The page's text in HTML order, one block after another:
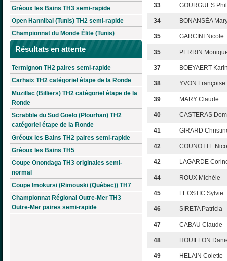
Gréoux les Bains TH3 semi-rapide
Open Hannibal (Tunis) TH2 semi-rapide
Championnat du Monde Élite (Tunis)
Résultats en attente
Termignon TH2 paires semi-rapide
Carhaix TH2 catégoriel étape de la Ronde
Muzillac (Billiers) TH2 catégoriel étape de la
Ronde
Scrabble du Sud Goëlo (Plourhan) TH2
catégoriel étape de la Ronde
Gréoux les Bains TH2 paires semi-rapide
Gréoux les Bains TH5
Coupe Onondaga TH3 originales semi-
normal
Coupe Imokursi (Rimouski (Québec)) TH7
Championnat Régional Outre-Mer TH3
Outre-Mer paires semi-rapide
33 GOURGUES
34 BONANSÉA
35 GARCINI Nicole
35 PERRIN
37 BOEYAERT
38 YVON Françoise
39 MARY Claude
40 CASTERAS
41 GIRARD
42 COUNOTTE
42 LAGARDE
44 ROUX Michèle
45 LEOSTIC Sylvie
46 SIRETA Patricia
47 CABAU Claude
48 HOUILLON
49 HELAIN Colette